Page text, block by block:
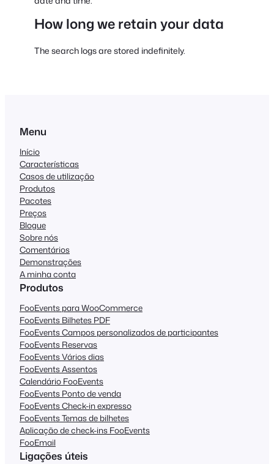
How long we retain your data
The search logs are stored indefinitely.
Menu
Início
Características
Casos de utilização
Produtos
Pacotes
Preços
Blogue
Sobre nós
Comentários
Demonstrações
A minha conta
Produtos
FooEvents para WooCommerce
FooEvents Bilhetes PDF
FooEvents Campos personalizados de participantes
FooEvents Reservas
FooEvents Vários dias
FooEvents Assentos
Calendário FooEvents
FooEvents Ponto de venda
FooEvents Check-in expresso
FooEvents Temas de bilhetes
Aplicação de check-ins FooEvents
FooEmail
Ligações úteis